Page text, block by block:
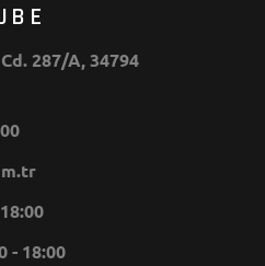
287/A, 34794
- 18:00